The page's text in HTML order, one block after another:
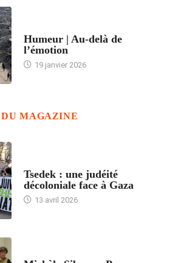
Humeur | Au-delà de
l’émotion
19 janvier 2026
DU MAGAZINE
Tsedek : une judéité
décoloniale face à Gaza
13 avril 2026